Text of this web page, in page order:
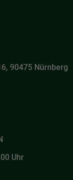
90475 Nürnberg
Uhr